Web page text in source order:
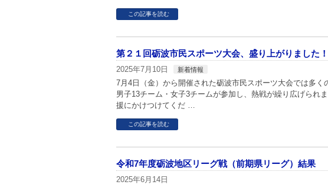
この記事を読む
第２１回砺波市民スポーツ大会、盛り上がりました！
2025年7月10日 新着情報
7月4日（金）から開催された砺波市民スポーツ大会では多く
男子13チーム・女子3チームが参加し、熱戦が繰り広げられ
援にかけつけてくだ …
この記事を読む
令和7年度砺波地区リーグ戦（前期県リーグ）結果
2025年6月14日